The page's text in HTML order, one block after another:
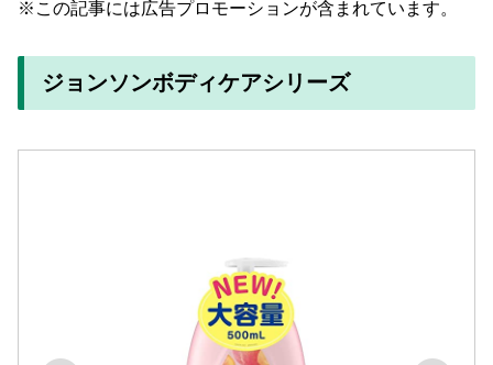
※この記事には広告プロモーションが含まれています。
ジョンソンボディケアシリーズ